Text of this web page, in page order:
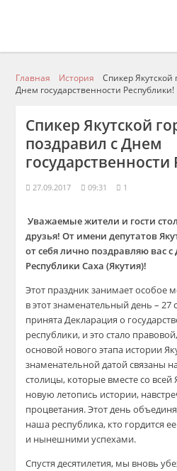
Главная История
Спикер Якутской
Днем государственности Республики!
Спикер Якутской
поздравил с Днем
27.09.2017 09:31 1
Уважаемые жители и гости
друзья! От имени депутатов
от себя лично поздравляю вас с
Республики Саха (Якутия)!
Этот праздник занимает особое
в этот знаменательный день – 27
принята Декларация о
республики, и это стало
основой нового этапа истории
знаменательной датой связаны
столицы, которые вместе со всей
новую летопись истории,
процветания. Этот день
наша республика, кто гордится
и нынешними успехами.
Спустя десятилетия, мы вновь